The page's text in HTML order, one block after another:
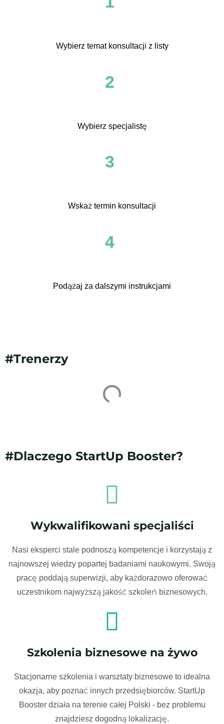
Wybierz temat konsultacji z listy
2
Wybierz specjalistę
3
Wskaż termin konsultacji
4
Podążaj za dalszymi instrukcjami
#Trenerzy
#Dlaczego StartUp Booster?
Wykwalifikowani specjaliści
Nasi eksperci stale podnoszą kompetencje i korzystają z
najnowszej wiedzy popartej badaniami naukowymi. Swoją
pracę poddają superwizji, aby każdorazowo oferować
uczestnikom najwyższą jakość szkoleń biznesowych.
Szkolenia biznesowe na żywo
Stacjonarne szkolenia i warsztaty biznesowe to idealna
okazja, aby poznać innych przedsiębiorców. StartUp
Booster działa na terenie całej Polski - bez problemu
znajdziesz dogodną lokalizację.